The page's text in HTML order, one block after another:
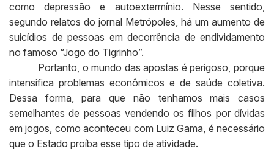
como depressão e autoextermínio. Nesse sentido,
segundo relatos do jornal Metrópoles, há um aumento de
suicídios de pessoas em decorrência de endividamento
no famoso “Jogo do Tigrinho”.
Portanto, o mundo das apostas é perigoso, porque
intensifica problemas econômicos e de saúde coletiva.
Dessa forma, para que não tenhamos mais casos
semelhantes de pessoas vendendo os filhos por dívidas
em jogos, como aconteceu com Luiz Gama, é necessário
que o Estado proíba esse tipo de atividade.